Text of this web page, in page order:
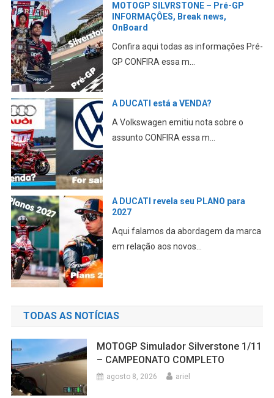
MOTOGP SILVRSTONE – Pré-GP
INFORMAÇÔES, Break news,
OnBoard
Confira aqui todas as informações Pré-
GP CONFIRA essa m...
A DUCATI está a VENDA?
A Volkswagen emitiu nota sobre o
assunto CONFIRA essa m...
A DUCATI revela seu PLANO para
2027
Aqui falamos da abordagem da marca
em relação aos novos...
TODAS AS NOTÍCIAS
MOTOGP Simulador Silverstone 1/11
– CAMPEONATO COMPLETO
agosto 8, 2026 ariel